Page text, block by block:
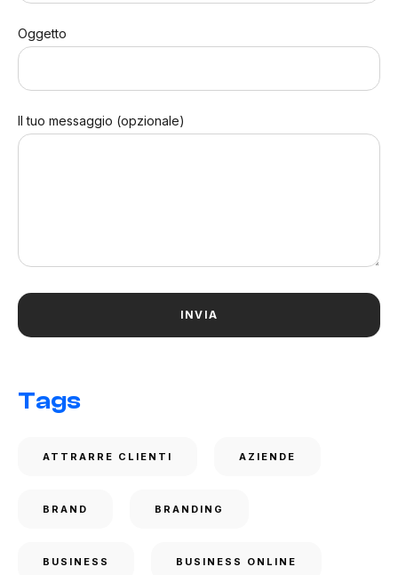
Oggetto
Il tuo messaggio (opzionale)
Tags
ATTRARRE CLIENTI AZIENDE
BRAND BRANDING
BUSINESS BUSINESS ONLINE